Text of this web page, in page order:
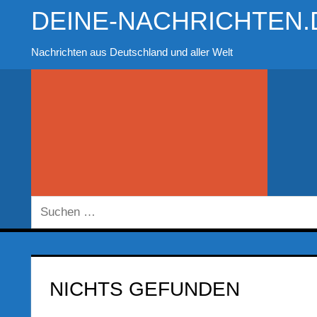
springen
DEINE-
Nachrichten aus Deutschland und aller Welt
Suchen
nach:
NICHTS GEFUNDEN